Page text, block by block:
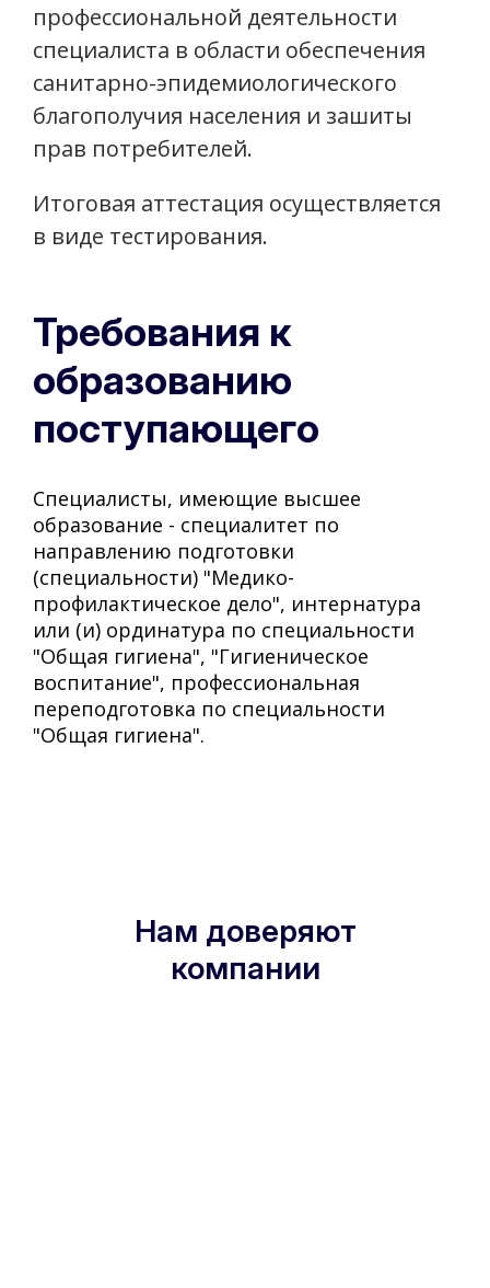
профессиональной деятельности
специалиста в области обеспечения
санитарно-эпидемиологического
благополучия населения и зашиты
прав потребителей.
Итоговая аттестация осуществляется
в виде тестирования.
Требования к
образованию
поступающего
Специалисты, имеющие высшее
образование - специалитет по
направлению подготовки
(специальности) "Медико-
профилактическое дело", интернатура
или (и) ординатура по специальности
"Общая гигиена", "Гигиеническое
воспитание", профессиональная
переподготовка по специальности
"Общая гигиена".
Нам доверяют
компании